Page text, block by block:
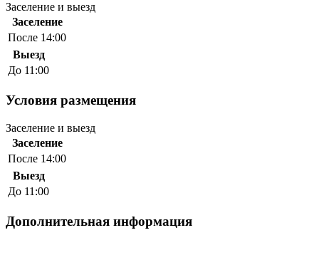
Заселение и выезд
Заселение
После 14:00
Выезд
До 11:00
Условия размещения
Заселение и выезд
Заселение
После 14:00
Выезд
До 11:00
Дополнительная информация